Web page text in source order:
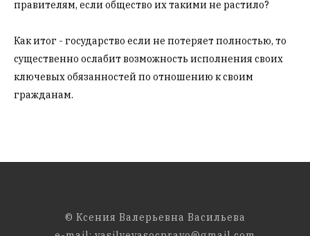
правителям, если общество их такими не растило?
Как итог - государство если не потеряет полностью, то
существенно ослабит возможность исполнения своих
ключевых обязанностей по отношению к своим
гражданам.
© Ксения Валерьевна Васильева